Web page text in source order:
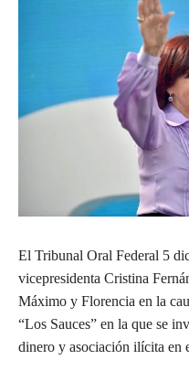
El Tribunal Oral Federal 5
vicepresidenta Cristina
Máximo y Florencia en la
“Los Sauces” en la que se
dinero y asociación ilícita en